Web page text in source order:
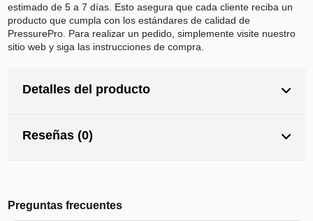
estimado de 5 a 7 días. Esto asegura que cada cliente reciba un
producto que cumpla con los estándares de calidad de
PressurePro. Para realizar un pedido, simplemente visite nuestro
sitio web y siga las instrucciones de compra.
Detalles del producto
Reseñas (0)
Preguntas frecuentes